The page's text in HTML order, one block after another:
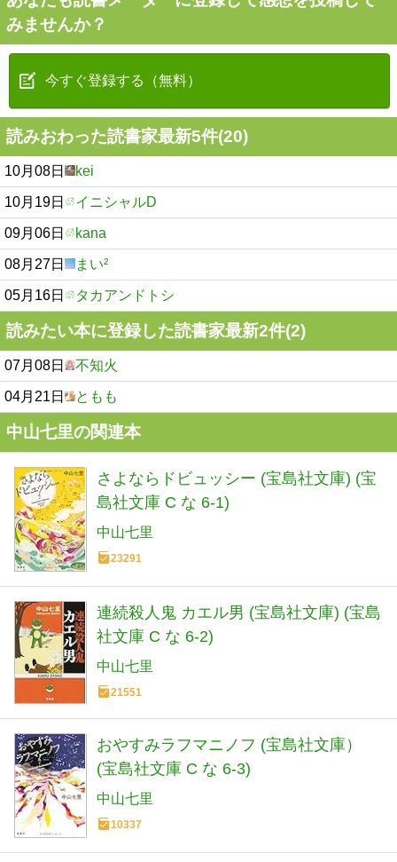
みませんか？
今すぐ登録する（無料）
読みおわった読書家最新5件(20)
10月08日 kei
10月19日 イニシャルD
09月06日 kana
08月27日 まい²
05月16日 タカアンドトシ
読みたい本に登録した読書家最新2件(2)
07月08日 不知火
04月21日 ともも
中山七里の関連本
さよならドビュッシー (宝島社文庫) (宝
島社文庫 C な 6-1)
中山七里
23291
連続殺人鬼 カエル男 (宝島社文庫) (宝島
社文庫 C な 6-2)
中山七里
21551
おやすみラフマニノフ (宝島社文庫）
(宝島社文庫 C な 6-3)
中山七里
10337